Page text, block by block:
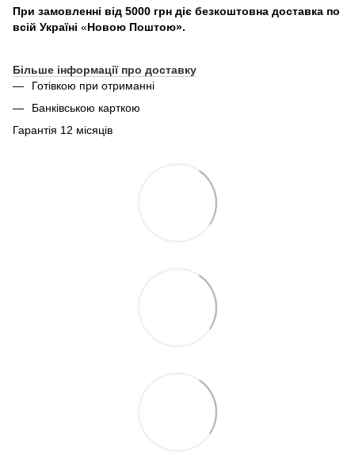
При замовленні від 5000 грн діє безкоштовна доставка по
всій Україні «Новою Поштою».
Більше інформації про доставку
Готівкою при отриманні
Банківською карткою
Гарантія 12 місяців